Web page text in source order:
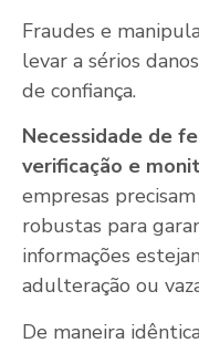
Fraudes e
levar a sérios
de confiança.
Necessidade de
verificação e
empresas
robustas para
informações
adulteração ou
De maneira